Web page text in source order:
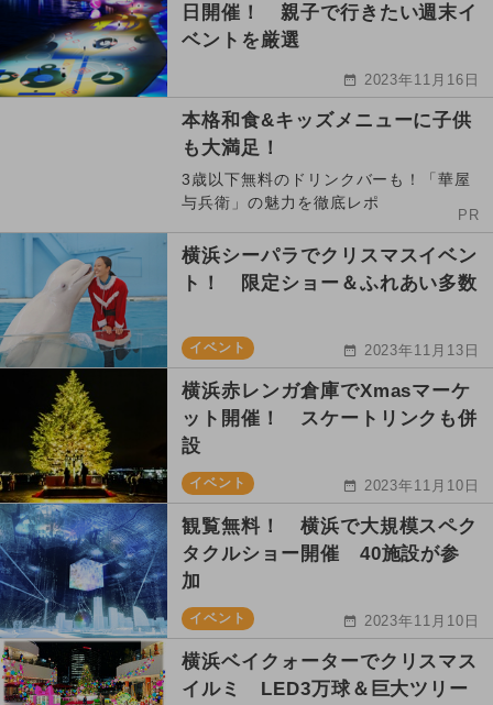
日開催！ 親子で行きたい週末イ
ベントを厳選
2023年11月16日
本格和食&キッズメニューに子供
も大満足！
3歳以下無料のドリンクバーも！「華屋
与兵衛」の魅力を徹底レポ
PR
横浜シーパラでクリスマスイベン
ト！ 限定ショー＆ふれあい多数
イベント 2023年11月13日
横浜赤レンガ倉庫でXmasマーケ
ット開催！ スケートリンクも併
設
イベント 2023年11月10日
観覧無料！ 横浜で大規模スペク
タクルショー開催 40施設が参
加
イベント 2023年11月10日
横浜ベイクォーターでクリスマス
イルミ LED3万球＆巨大ツリー